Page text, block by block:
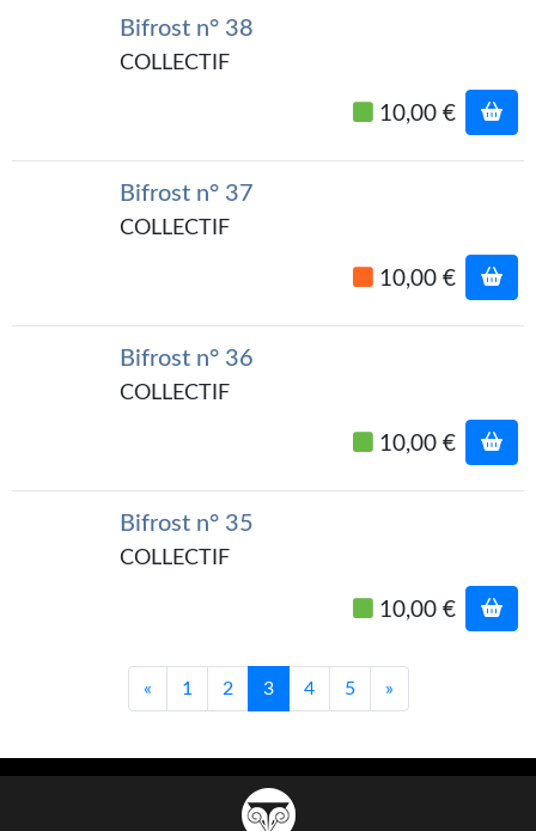
Bifrost n° 38
COLLECTIF
10,00 €
Bifrost n° 37
COLLECTIF
10,00 €
Bifrost n° 36
COLLECTIF
10,00 €
Bifrost n° 35
COLLECTIF
10,00 €
« 1 2 3 4 5 »